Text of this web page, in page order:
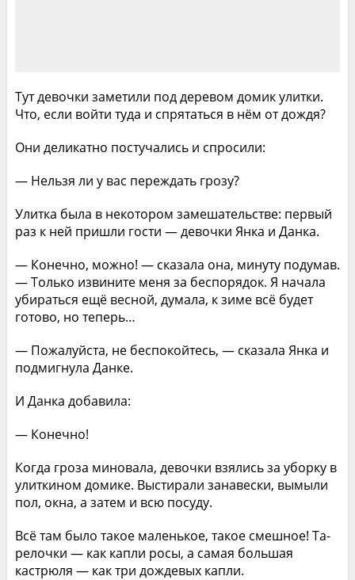
Тут девочки заметили под деревом домик улитки.
Что, если войти туда и спрятаться в нём от дождя?
Они деликатно постучались и спросили:
— Нельзя ли у вас переждать грозу?
Улитка была в некотором замешательстве: первый
раз к ней пришли гости — девочки Янка и Данка.
— Конечно, можно! — сказала она, минуту поду­мав.
— Только извините меня за беспорядок. Я начала
убираться ещё весной, думала, к зиме всё будет
гото­во, но теперь…
— Пожалуйста, не беспокойтесь, — сказала Янка и
подмигнула Данке.
И Данка добавила:
— Конечно!
Когда гроза миновала, девочки взялись за уборку в
улиткином домике. Выстирали занавески, вымыли
пол, окна, а затем и всю посуду.
Всё там было такое маленькое, такое смешное! Та­
релочки — как капли росы, а самая большая
кастрю­ля — как три дождевых капли.